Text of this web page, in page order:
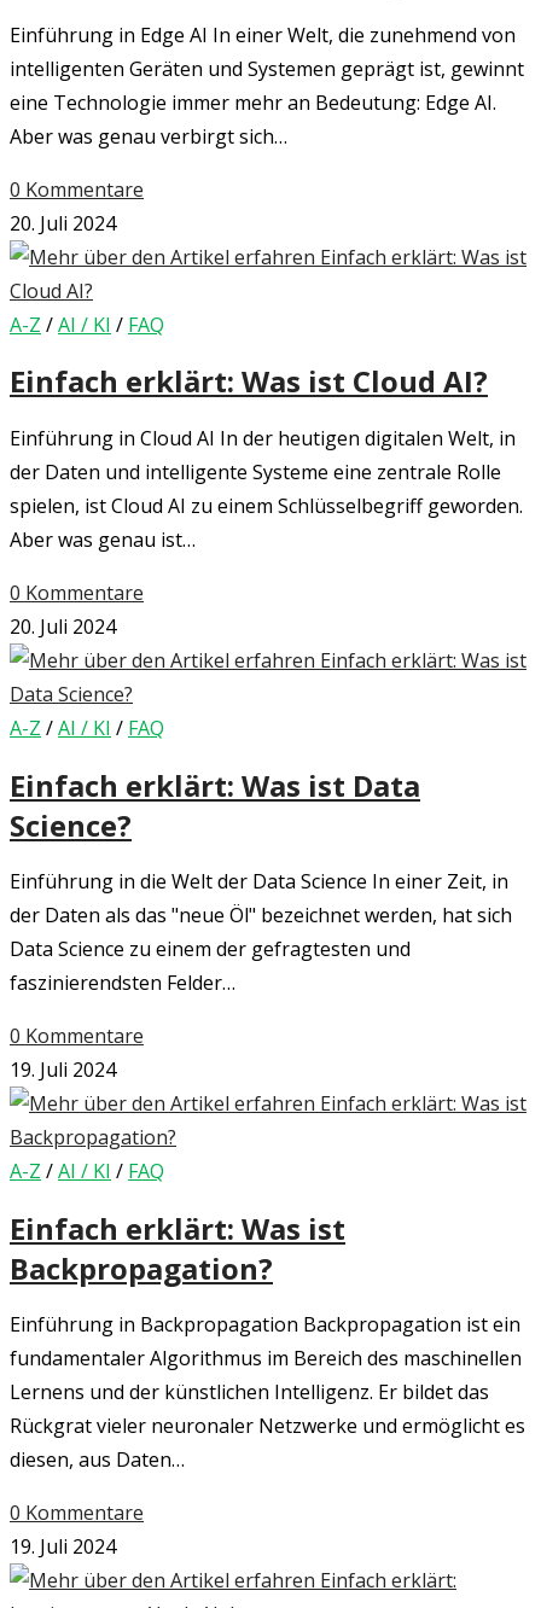
Einführung in Edge AI In einer Welt, die zunehmend von
intelligenten Geräten und Systemen geprägt ist, gewinnt
eine Technologie immer mehr an Bedeutung: Edge AI.
Aber was genau verbirgt sich…
0 Kommentare
20. Juli 2024
A-Z /AI / KI / FAQ
Einfach erklärt: Was ist Cloud AI?
Einführung in Cloud AI In der heutigen digitalen Welt, in
der Daten und intelligente Systeme eine zentrale Rolle
spielen, ist Cloud AI zu einem Schlüsselbegriff geworden.
Aber was genau ist…
0 Kommentare
20. Juli 2024
A-Z /AI / KI / FAQ
Einfach erklärt: Was ist Data
Science?
Einführung in die Welt der Data Science In einer Zeit, in
der Daten als das "neue Öl" bezeichnet werden, hat sich
Data Science zu einem der gefragtesten und
faszinierendsten Felder…
0 Kommentare
19. Juli 2024
A-Z /AI / KI / FAQ
Einfach erklärt: Was ist
Backpropagation?
Einführung in Backpropagation Backpropagation ist ein
fundamentaler Algorithmus im Bereich des maschinellen
Lernens und der künstlichen Intelligenz. Er bildet das
Rückgrat vieler neuronaler Netzwerke und ermöglicht es
diesen, aus Daten…
0 Kommentare
19. Juli 2024